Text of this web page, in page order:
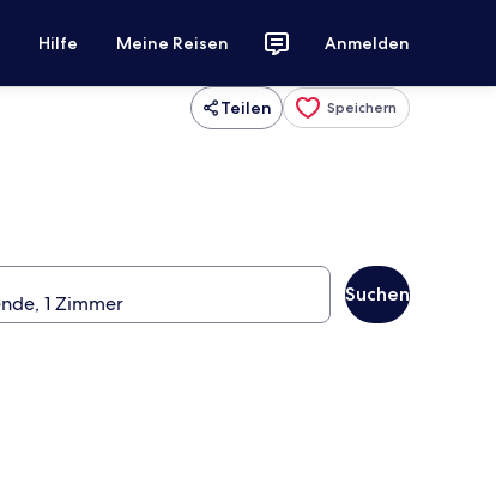
Hilfe Meine Reisen Anmelden
Teilen Speichern
Suchen